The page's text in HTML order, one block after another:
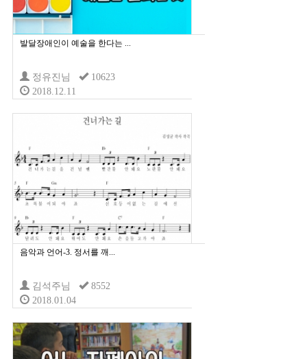
발달장애인이 예술을 한다는 ...
정유진님
10623
2018.12.11
음악과 언어-3. 정서를 깨...
김석주님
8552
2018.01.04